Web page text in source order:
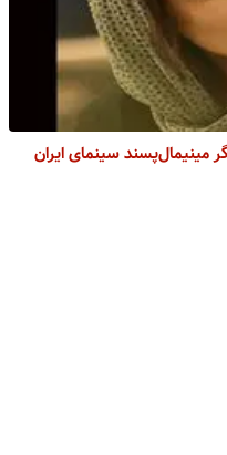
مینیمال‌پسند سینمای ایران